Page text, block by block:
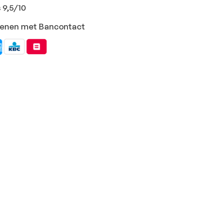
10
met Bancontact